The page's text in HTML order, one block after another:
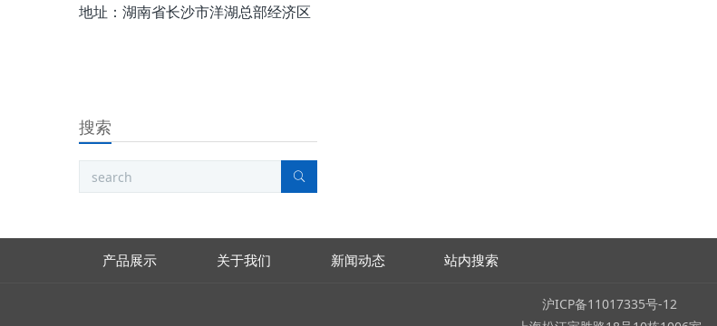
地址：湖南省长沙市洋湖总部经济区
搜索
产品展示 关于我们 新闻动态 站内搜索
沪ICP备11017335号-12